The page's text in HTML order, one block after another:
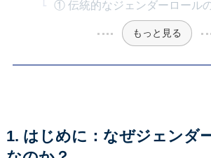
① 伝統的なジェンダーロール
もっと見る
1. はじめに：なぜジェンダ